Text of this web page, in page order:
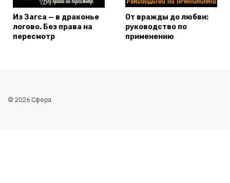
Из Загса — в драконье
логово. Без права на
пересмотр
От вражды до любви:
руководство по
применению
© 2026 Сфера